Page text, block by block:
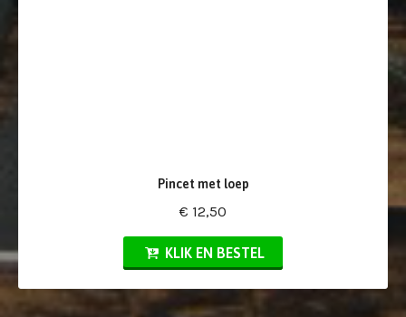
Pincet met loep
€ 12,50
KLIK EN BESTEL